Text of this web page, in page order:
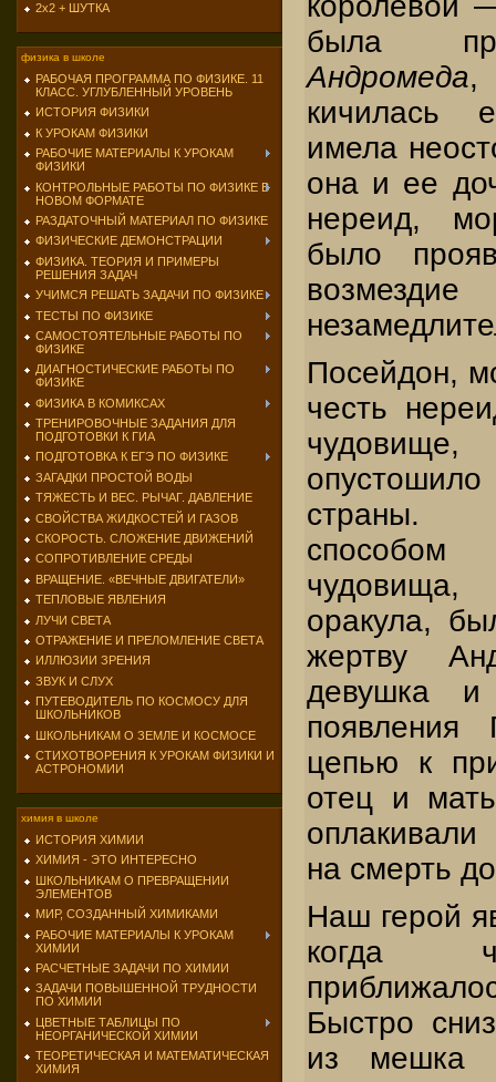
2х2 + ШУТКА
физика в школе
РАБОЧАЯ ПРОГРАММА ПО ФИЗИКЕ. 11
КЛАСС. УГЛУБЛЕННЫЙ УРОВЕНЬ
ИСТОРИЯ ФИЗИКИ
К УРОКАМ ФИЗИКИ
РАБОЧИЕ МАТЕРИАЛЫ К УРОКАМ
ФИЗИКИ
КОНТРОЛЬНЫЕ РАБОТЫ ПО ФИЗИКЕ В
НОВОМ ФОРМАТЕ
РАЗДАТОЧНЫЙ МАТЕРИАЛ ПО ФИЗИКЕ
ФИЗИЧЕСКИЕ ДЕМОНСТРАЦИИ
ФИЗИКА. ТЕОРИЯ И ПРИМЕРЫ
РЕШЕНИЯ ЗАДАЧ
УЧИМСЯ РЕШАТЬ ЗАДАЧИ ПО ФИЗИКЕ
ТЕСТЫ ПО ФИЗИКЕ
САМОСТОЯТЕЛЬНЫЕ РАБОТЫ ПО
ФИЗИКЕ
ДИАГНОСТИЧЕСКИЕ РАБОТЫ ПО
ФИЗИКЕ
ФИЗИКА В КОМИКСАХ
ТРЕНИРОВОЧНЫЕ ЗАДАНИЯ ДЛЯ
ПОДГОТОВКИ К ГИА
ПОДГОТОВКА К ЕГЭ ПО ФИЗИКЕ
ЗАГАДКИ ПРОСТОЙ ВОДЫ
ТЯЖЕСТЬ И ВЕС. РЫЧАГ. ДАВЛЕНИЕ
СВОЙСТВА ЖИДКОСТЕЙ И ГАЗОВ
СКОРОСТЬ. СЛОЖЕНИЕ ДВИЖЕНИЙ
СОПРОТИВЛЕНИЕ СРЕДЫ
ВРАЩЕНИЕ. «ВЕЧНЫЕ ДВИГАТЕЛИ»
ТЕПЛОВЫЕ ЯВЛЕНИЯ
ЛУЧИ СВЕТА
ОТРАЖЕНИЕ И ПРЕЛОМЛЕНИЕ СВЕТА
ИЛЛЮЗИИ ЗРЕНИЯ
ЗВУК И СЛУХ
ПУТЕВОДИТЕЛЬ ПО КОСМОСУ ДЛЯ
ШКОЛЬНИКОВ
ШКОЛЬНИКАМ О ЗЕМЛЕ И КОСМОСЕ
СТИХОТВОРЕНИЯ К УРОКАМ ФИЗИКИ И
АСТРОНОМИИ
химия в школе
ИСТОРИЯ ХИМИИ
ХИМИЯ - ЭТО ИНТЕРЕСНО
ШКОЛЬНИКАМ О ПРЕВРАЩЕНИИ
ЭЛЕМЕНТОВ
МИР, СОЗДАННЫЙ ХИМИКАМИ
РАБОЧИЕ МАТЕРИАЛЫ К УРОКАМ
ХИМИИ
РАСЧЕТНЫЕ ЗАДАЧИ ПО ХИМИИ
ЗАДАЧИ ПОВЫШЕННОЙ ТРУДНОСТИ
ПО ХИМИИ
ЦВЕТНЫЕ ТАБЛИЦЫ ПО
НЕОРГАНИЧЕСКОЙ ХИМИИ
ТЕОРЕТИЧЕСКАЯ И МАТЕМАТИЧЕСКАЯ
ХИМИЯ
была
Андромеда,
кичилась
имела
она и ее
нереид,
было
Посейдон,
честь
страны.
чудовища,
оракула,
жертву
девушка
появления
цепью к
отец и
на смерть
Наш герой
когда
Быстро
из мешка